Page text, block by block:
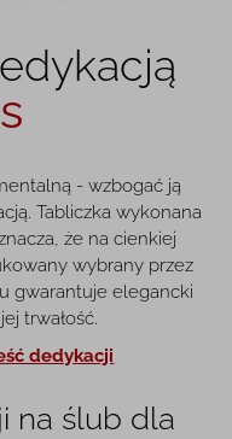
- wzbogać ją
Tabliczka wykonana
że na cienkiej
wybrany przez
gwarantuje elegancki
trwałość.
dedykacji
na ślub dla